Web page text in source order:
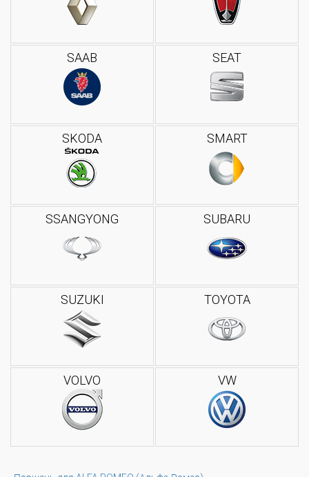
SAAB SEAT
SKODA SMART
SSANGYONG SUBARU
SUZUKI TOYOTA
VOLVO VW